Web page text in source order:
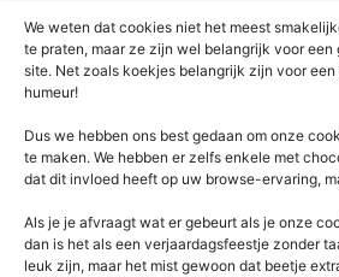
We weten dat cookies niet het meest
te praten, maar ze zijn wel belangrijk voor
site. Net zoals koekjes belangrijk zijn voor
humeur!
Dus we hebben ons best gedaan om onze
te maken. We hebben er zelfs enkele met
dat dit invloed heeft op uw browse-ervaring,
Als je je afvraagt ​​wat er gebeurt als je onze
dan is het als een verjaardagsfeestje zonder
leuk zijn, maar het mist gewoon dat beetje
Privacybeleid
Retourrecht
Winkelwagen
Contacteer Ons
Rentek BV – Protekt